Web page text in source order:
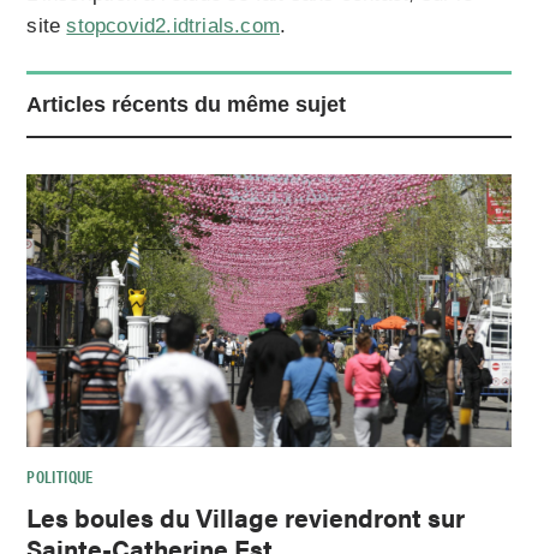
sitestopcovid2.idtrials.com.
Articles récents du même sujet
POLITIQUE
Les boules du Village reviendront sur